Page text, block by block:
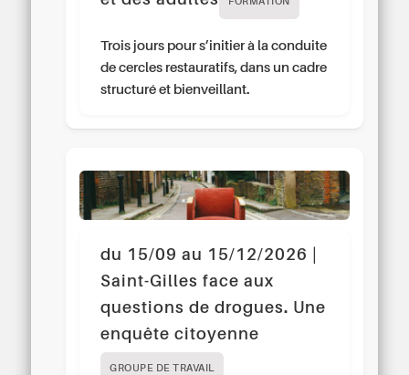
FORMATION
Trois jours pour s’initier à la conduite
de cercles restauratifs, dans un cadre
structuré et bienveillant.
du 15/09 au 15/12/2026 |
Saint-Gilles face aux
questions de drogues. Une
enquête citoyenne
GROUPE DE TRAVAIL